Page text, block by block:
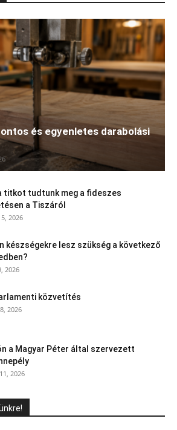
és egyenletes darabolási
titkot tudtunk meg a fideszes
a Tiszáról
2026
készségekre lesz szükség a következő
2026
közvetítés
2026
a Magyar Péter által szervezett
2026